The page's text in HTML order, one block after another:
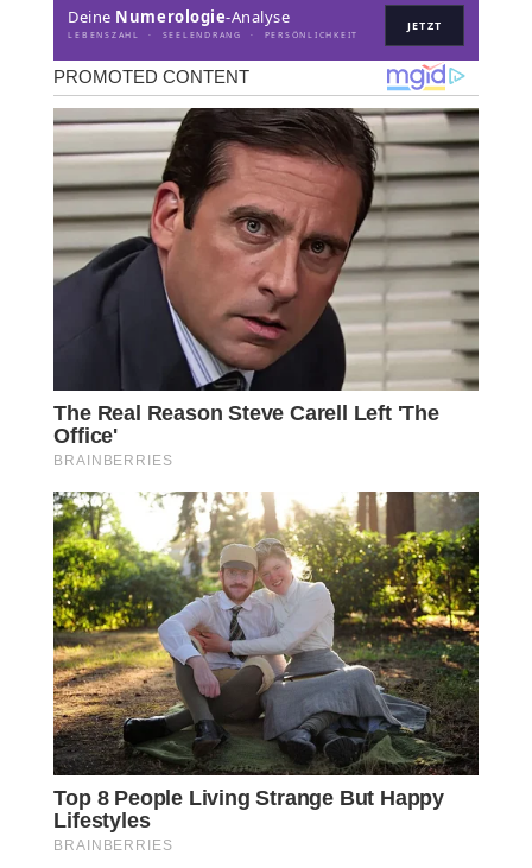
Deine Numerologie-Analyse
LEBENSZAHL · SEELENDRANG · PERSÖNLICHKEIT
JETZT